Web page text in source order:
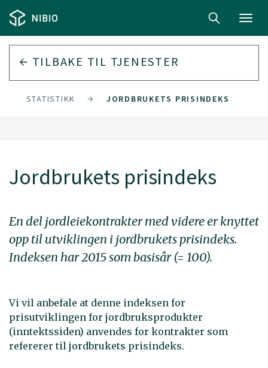
TILBAKE TIL TJENESTER
STATISTIKK JORDBRUKETS PRISINDEKS
Jordbrukets prisindeks
En del jordleiekontrakter med videre er knyttet
opp til utviklingen i jordbrukets prisindeks.
Indeksen har 2015 som basisår (= 100).
Vi vil anbefale at denne indeksen for
prisutviklingen for jordbruksprodukter
(inntektssiden) anvendes for kontrakter som
refererer til jordbrukets prisindeks.